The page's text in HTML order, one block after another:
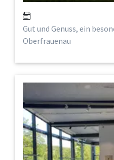
Gut und Genuss, ein
Oberfrauenau